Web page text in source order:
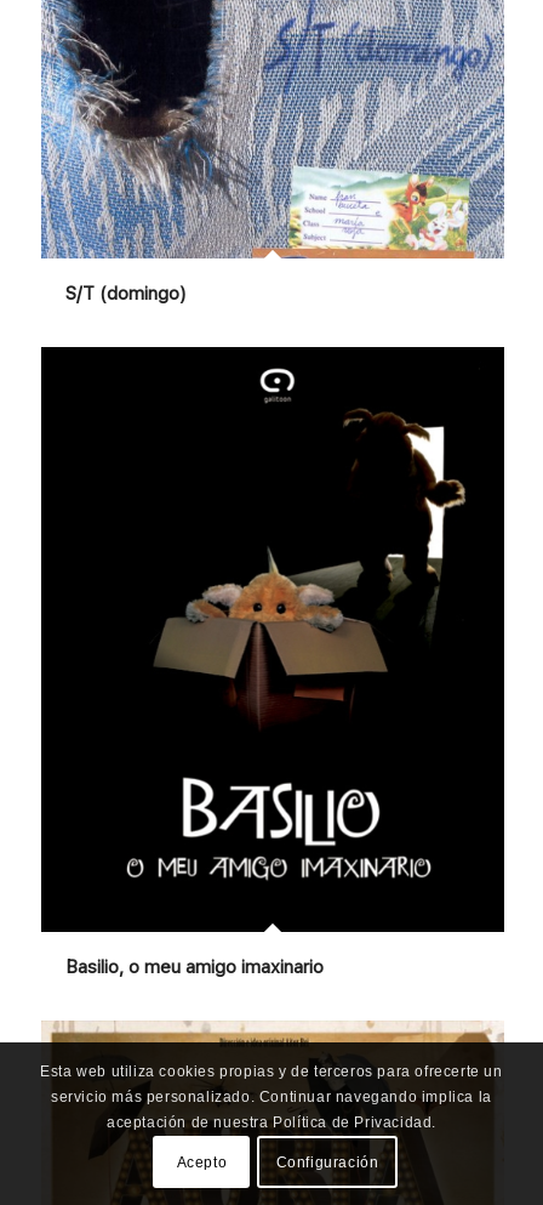
S/T (domingo)
Basilio, o meu amigo imaxinario
Esta web utiliza cookies propias y de terceros para ofrecerte un
servicio más personalizado. Continuar navegando implica la
aceptación de nuestra Política de Privacidad.
Acepto Configuración